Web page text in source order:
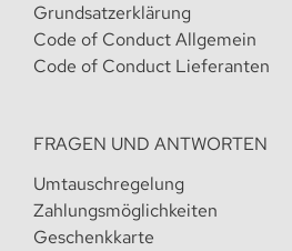
Grundsatzerklärung
Code of Conduct Allgemein
Code of Conduct Lieferanten
FRAGEN UND ANTWORTEN
Umtauschregelung
Zahlungsmöglichkeiten
Geschenkkarte